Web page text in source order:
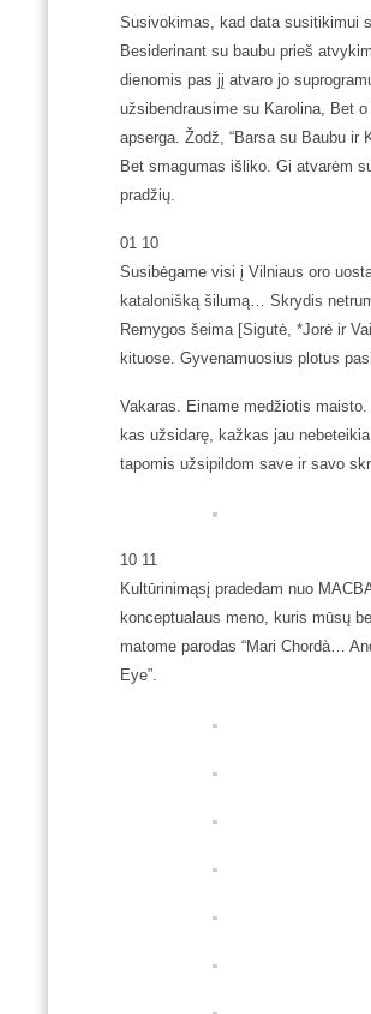
Susivokimas, kad data susitikimui
Besiderinant su baubu prieš
dienomis pas jį atvaro jo
užsibendrausime su Karolina, Bet
apserga. Žodž, “Barsa su Baubu ir
Bet smagumas išliko. Gi atvarėm
pradžių.
01 10
Susibėgame visi į Vilniaus oro
katalonišką šilumą… Skrydis
Remygos šeima [Sigutė, *Jorė ir
kituose. Gyvenamuosius plotus
Vakaras. Einame medžiotis
kas užsidarę, kažkas jau
tapomis užsipildom save ir savo
10 11
Kultūrinimąsį pradedam nuo
konceptualaus meno, kuris mūsų
matome parodas “Mari Chordà…
Eye”.